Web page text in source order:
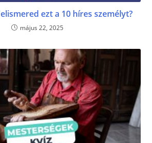
ezt a 10 híres személyt?
május 22, 2025